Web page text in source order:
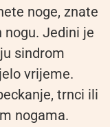
noge, znate
Jedini je
sindrom
vrijeme.
trnci ili
nogama.